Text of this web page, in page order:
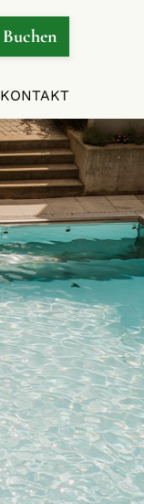
Buchen
KONTAKT